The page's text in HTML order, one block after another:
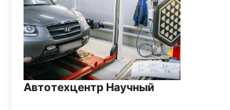
Автотехцентр Научный